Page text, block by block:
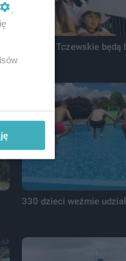
Sobótki Tczewskie będą
330 dzieci weźmie
.